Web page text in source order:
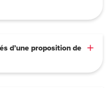
d’une proposition de